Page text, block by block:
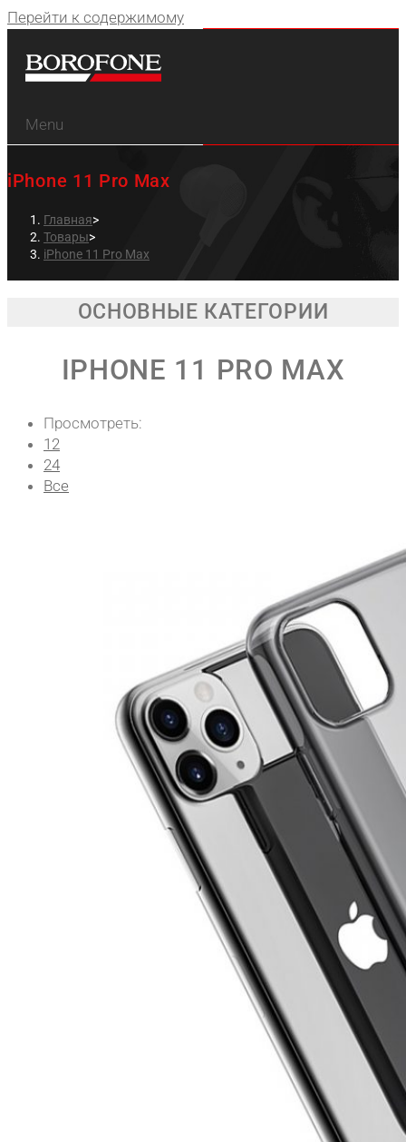
Перейти к содержимому
Menu
iPhone 11 Pro Max
Главная>
Товары>
iPhone 11 Pro Max
ОСНОВНЫЕ КАТЕГОРИИ
IPHONE 11 PRO MAX
Просмотреть:
12
24
Все